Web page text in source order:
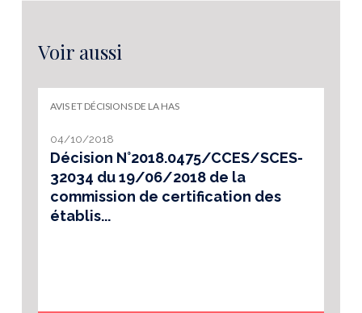
Voir aussi
AVIS ET DÉCISIONS DE LA HAS
04/10/2018
Décision N°2018.0475/CCES/SCES-
32034 du 19/06/2018 de la
commission de certification des
établis...